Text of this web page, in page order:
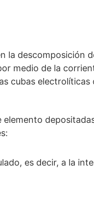
la descomposición
medio de la
cubas electrolíticas
elemento
es decir, a la